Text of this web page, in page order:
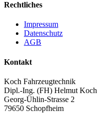
Rechtliches
Impressum
Datenschutz
AGB
Kontakt
Koch Fahrzeugtechnik
Dipl.-Ing. (FH) Helmut Koch
Georg-Ühlin-Strasse 2
79650 Schopfheim